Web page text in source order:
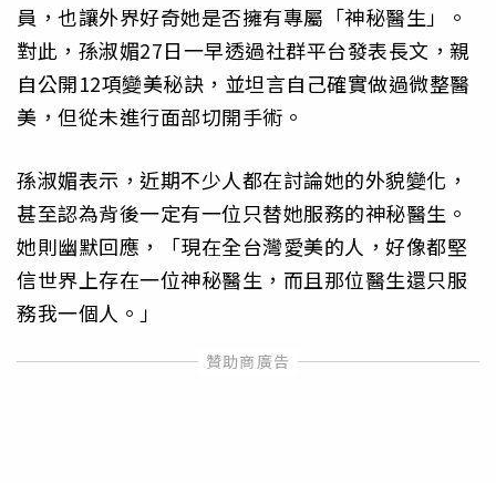
員，也讓外界好奇她是否擁有專屬「神秘醫生」。
對此，孫淑媚27日一早透過社群平台發表長文，親
自公開12項變美秘訣，並坦言自己確實做過微整醫
美，但從未進行面部切開手術。
孫淑媚表示，近期不少人都在討論她的外貌變化，
甚至認為背後一定有一位只替她服務的神秘醫生。
她則幽默回應，「現在全台灣愛美的人，好像都堅
信世界上存在一位神秘醫生，而且那位醫生還只服
務我一個人。」